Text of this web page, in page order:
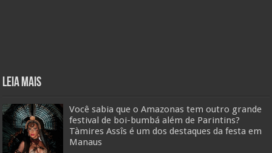
Leia mais
Você sabia que o Amazonas tem outro grande
festival de boi-bumbá além de Parintins?
Tàmires Assîs é um dos destaques da festa em
Manaus